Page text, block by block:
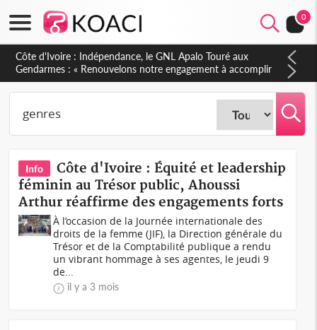
0
Côte d'Ivoire : Indépendance, le GNL Apalo Touré aux
Gendarmes : « Renouvelons notre engagement à accomplir
notre mission avec honneur, discipline, loyauté et
dévouement »
Info
Côte d'Ivoire : Équité et leadership
féminin au Trésor public, Ahoussi
Arthur réaffirme des engagements forts
À l’occasion de la Journée internationale des
droits de la femme (JIF), la Direction générale du
Trésor et de la Comptabilité publique a rendu
un vibrant hommage à ses agentes, le jeudi 9
de...
il y a 3 mois